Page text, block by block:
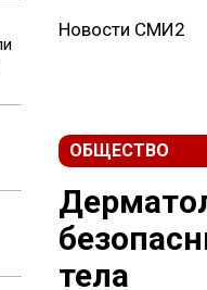
Новости СМИ2
ОБЩЕСТВО
тела